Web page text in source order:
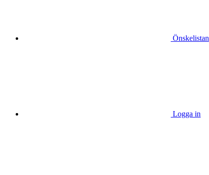
Önskelistan
Logga in